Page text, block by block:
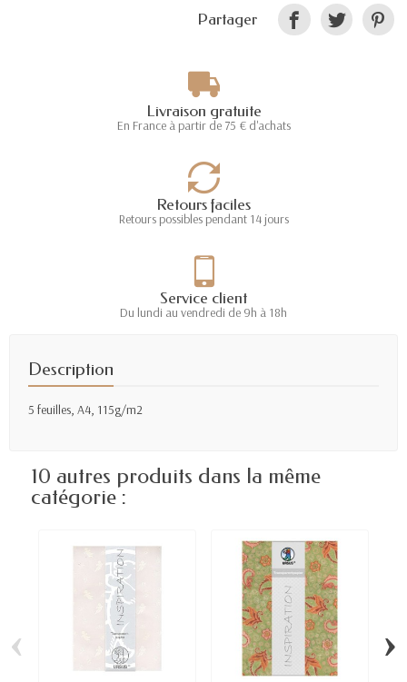
Partager
Livraison gratuite
En France à partir de 75 € d'achats
Retours faciles
Retours possibles pendant 14 jours
Service client
Du lundi au vendredi de 9h à 18h
Description
5 feuilles, A4, 115g/m2
10 autres produits dans la même
catégorie :
‹ ›